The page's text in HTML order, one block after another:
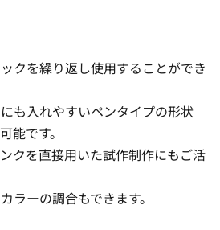
クを繰り返し使用することができ
も入れやすいペンタイプの形状
能です。
クを直接用いた試作制作にもご活
ーの調合もできます。